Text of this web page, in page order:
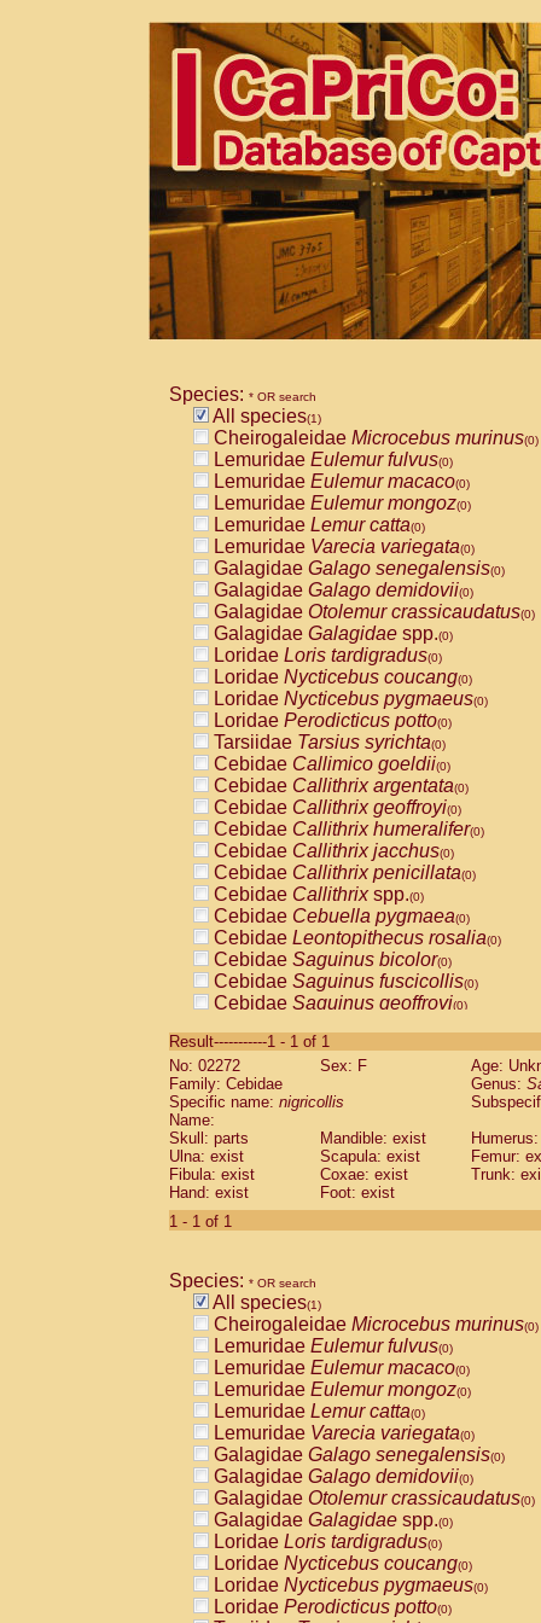
Species: * OR search
All species(1)
Cheirogaleidae Microcebus murinus(0)
Lemuridae Eulemur fulvus(0)
Lemuridae Eulemur macaco(0)
Lemuridae Eulemur mongoz(0)
Lemuridae Lemur catta(0)
Lemuridae Varecia variegata(0)
Galagidae Galago senegalensis(0)
Galagidae Galago demidovii(0)
Galagidae Otolemur crassicaudatus(0)
Galagidae Galagidae spp.(0)
Loridae Loris tardigradus(0)
Loridae Nycticebus coucang(0)
Loridae Nycticebus pygmaeus(0)
Loridae Perodicticus potto(0)
Tarsiidae Tarsius syrichta(0)
Cebidae Callimico goeldii(0)
Cebidae Callithrix argentata(0)
Cebidae Callithrix geoffroyi(0)
Cebidae Callithrix humeralifer(0)
Cebidae Callithrix jacchus(0)
Cebidae Callithrix penicillata(0)
Cebidae Callithrixspp.(0)
Cebidae Cebuella pygmaea(0)
Cebidae Leontopithecus rosalia(0)
Cebidae Saguinus bicolor(0)
Cebidae Saguinus fuscicollis(0)
Cebidae Saguinus geoffroyi(0)
CebidaeSaguinus labiatus(0)
Cebidae Saguinus leucopus (0)
Cebidae
CebidaeSaguinus mystax
Cebidae Saguinus nigricollis (1)
Cebidae Saguinus oedipus
Cebidae Saguinus weddelli
Cebidae Saguinusspp.
Cebidae
CebidaeCebus capucinus
CebidaeCebus nigrivittatus
CebidaeCebus spp.(0)
CebidaeSaimiri boliviensis(0)
CebidaeSaimiri sciureus(0)
AtelidaeAlouatta caraya(0)
AtelidaeAlouatta fusca(0)
AtelidaeAlouatta seniculus(0)
AtelidaeAlouattaspp.(0)
AtelidaeAteles belzebuth(0)
AtelidaeAteles geoffroyi(0)
AtelidaeAteles paniscus(0)
AtelidaeAtelesspp.(0)
AtelidaeLagothrix lagothricha(0)
AtelidaeLagothrix lagothricha cana
PitheciidaeCacajao calvus
Result-----------1 - 1 of 1
No: 02272
Sex: F
Age:
Family: Cebidae
Genus:
Specific name: nigricollis
Name:
Skull: parts
Mandible: exist
Ulna: exist
Scapula: exist
Femur:
Fibula: exist
Coxae: exist
Trunk:
Hand: exist
Foot: exist
1 - 1 of 1
Species: * OR search
All species(1)
Cheirogaleidae Microcebus murinus(0)
Lemuridae Eulemur fulvus(0)
Lemuridae Eulemur macaco(0)
Lemuridae Eulemur mongoz(0)
Lemuridae Lemur catta(0)
Lemuridae Varecia variegata(0)
Galagidae Galago senegalensis(0)
Galagidae Galago demidovii(0)
Galagidae Otolemur crassicaudatus(0)
Galagidae Galagidae spp.(0)
Loridae Loris tardigradus(0)
Loridae Nycticebus coucang(0)
Loridae Nycticebus pygmaeus(0)
Loridae Perodicticus potto(0)